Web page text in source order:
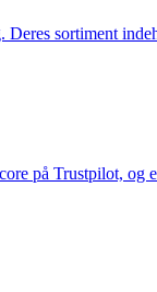
sortiment
på Trustpilot,